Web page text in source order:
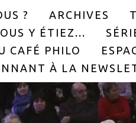
? ARCHIVES
Y ÉTIEZ...
CAFÉ PHILO
À LA